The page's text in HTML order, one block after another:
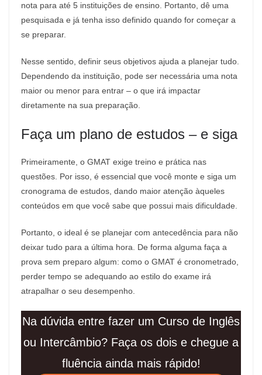
nota para até 5 instituições de ensino. Portanto, dê uma
pesquisada e já tenha isso definido quando for começar a
se preparar.
Nesse sentido, definir seus objetivos ajuda a planejar tudo.
Dependendo da instituição, pode ser necessária uma nota
maior ou menor para entrar – o que irá impactar
diretamente na sua preparação.
Faça um plano de estudos – e siga
Primeiramente, o GMAT exige treino e prática nas
questões. Por isso, é essencial que você monte e siga um
cronograma de estudos, dando maior atenção àqueles
conteúdos em que você sabe que possui mais dificuldade.
Portanto, o ideal é se planejar com antecedência para não
deixar tudo para a última hora. De forma alguma faça a
prova sem preparo algum: como o GMAT é cronometrado,
perder tempo se adequando ao estilo do exame irá
atrapalhar o seu desempenho.
Na dúvida entre fazer um Curso de Inglês
ou Intercâmbio? Faça os dois e chegue a
fluência ainda mais rápido!